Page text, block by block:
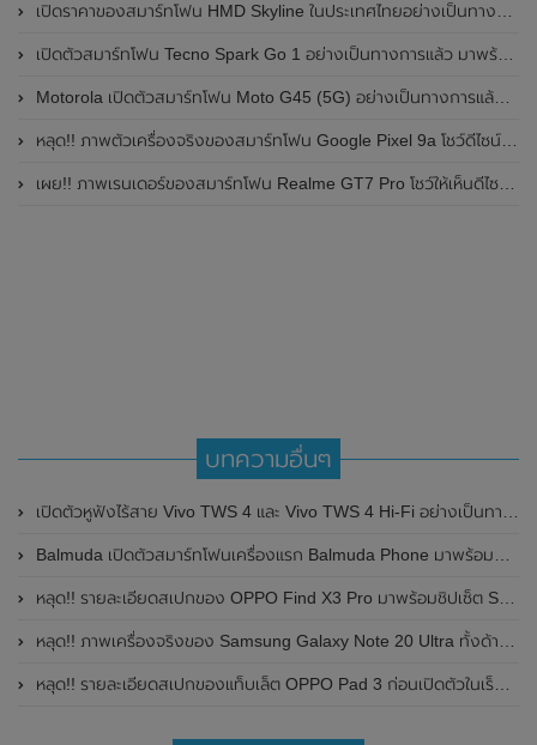
เปิดราคาของสมาร์ทโฟน HMD Skyline ในประเทศไทยอย่างเป็นทางการแล้ว ราคา 14,990 บาท
เปิดตัวสมาร์ทโฟน Tecno Spark Go 1 อย่างเป็นทางการแล้ว มาพร้อมหน้าจอแสดงผล LCD / 120Hz , แบตเตอรี่ 5,000mAh และใช้ชิปเซ็ต Unisoc
Motorola เปิดตัวสมาร์ทโฟน Moto G45 (5G) อย่างเป็นทางการแล้วในอินเดีย
หลุด!! ภาพตัวเครื่องจริงของสมาร์ทโฟน Google Pixel 9a โชว์ดีไซน์ใหม่ กล้องหลังแบนราบ ไม่มีกรอบของกล้องแล้ว
เผย!! ภาพเรนเดอร์ของสมาร์ทโฟน Realme GT7 Pro โชว์ให้เห็นดีไซน์ใหม่ พร้อมเผยรายละเอียดสเปกที่สำคัญบางส่วน
บทความอื่นๆ
เปิดตัวหูฟังไร้สาย Vivo TWS 4 และ Vivo TWS 4 Hi-Fi อย่างเป็นทางการ มาพร้อมระบบตัดเสียงรบกวนสูงสุด 55dB และแบตเตอรี่สามารถใช้งานได้นานถึง 11 ชั่วโมง
Balmuda เปิดตัวสมาร์ทโฟนเครื่องแรก Balmuda Phone มาพร้อมดีไซน์ขนาดกะทัดรัด หน้าจอ 4.9 นิ้ว , รองรับการเชื่อมต่อเครือข่าย 5G และใช้ระบบปฏิบัติการ Android
หลุด!! รายละเอียดสเปกของ OPPO Find X3 Pro มาพร้อมชิปเซ็ต Snapdragon 888 , หน้าจอ 120Hz , กล้องหลัง 4 ตัว ความละเอียดสูงถึง 50MP
หลุด!! ภาพเครื่องจริงของ Samsung Galaxy Note 20 Ultra ทั้งด้านหน้าและด้านหลัง
หลุด!! รายละเอียดสเปกของแท็บเล็ต OPPO Pad 3 ก่อนเปิดตัวในเร็วๆนี้ มาพร้อมหน้าจอแสดงผล 3K , ชิปเซ็ต Snapdragon 8 Gen 3 และแบตเตอรี่ขนาดใหญ่ 9510mAh